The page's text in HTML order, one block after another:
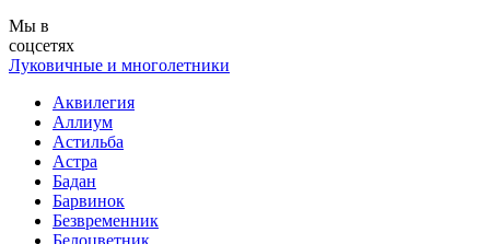
Мы в
соцсетях
Луковичные и многолетники
Аквилегия
Аллиум
Астильба
Астра
Бадан
Барвинок
Безвременник